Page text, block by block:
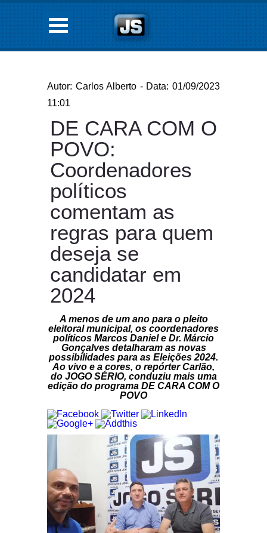
Autor: Carlos Alberto - Data: 01/09/2023
11:01
DE CARA COM O
POVO:
Coordenadores
políticos
comentam as
regras para quem
deseja se
candidatar em
2024
A menos de um ano para o pleito
eleitoral municipal, os coordenadores
políticos Marcos Daniel e Dr. Márcio
Gonçalves detalharam as novas
possibilidades para as Eleições 2024.
Ao vivo e a cores, o repórter Carlão,
do JOGO SÉRIO, conduziu mais uma
edição do programa DE CARA COM O
POVO